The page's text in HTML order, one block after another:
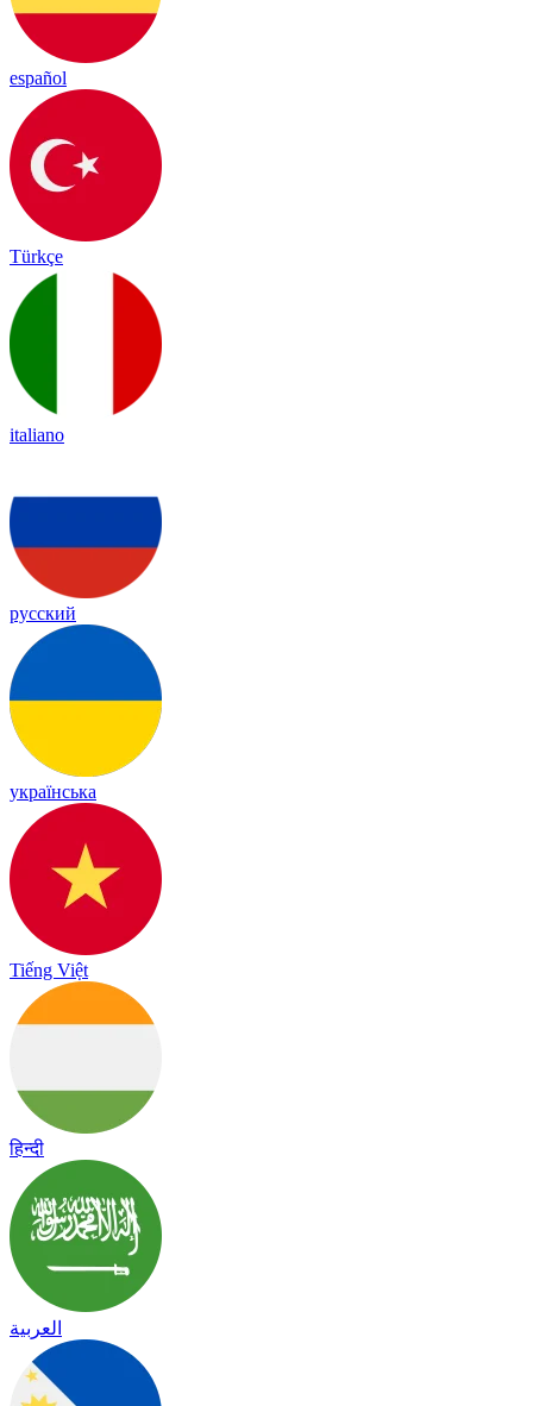
español
Türkçe
italiano
русский
українська
Tiếng Việt
हिन्दी
العربية